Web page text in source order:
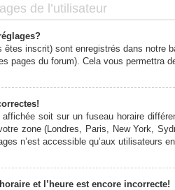
de l’utilisateur
êtes inscrit) sont enregistrés dans notre
pages du forum). Cela vous permettra
affichée soit sur un fuseau horaire
zone (Londres, Paris, New York,
n’est accessible qu’aux utilisateurs
et l’heure est encore incorrecte!